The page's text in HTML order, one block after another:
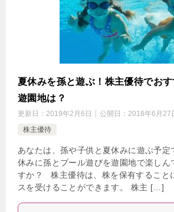
夏休みを孫と遊ぶ！株主優待でお
遊園地は？
更新日： 2019年2月6日 公開日： 2018年6月27
株主優待
あなたは、孫や子供と夏休みに遊ぶ予
休みに孫とプール遊びを遊園地で楽しん
すか？ 株主優待は、株を保有すること
スを受けることができます。 株主 […]